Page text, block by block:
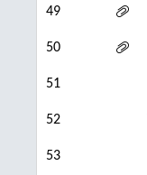
49
50
51
52
53